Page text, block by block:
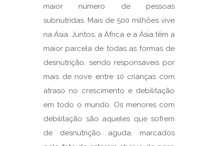
maior número de pessoas
subnutridas. Mais de 500 milhões vive
na Ásia. Juntos, a África e a Ásia têm a
maior parcela de todas as formas de
desnutrição, sendo responsáveis ​​por
mais de nove entre 10 crianças com
atraso no crescimento e debilitação
em todo o mundo. Os menores com
debilitação são aqueles que sofrem
de desnutrição aguda, marcados